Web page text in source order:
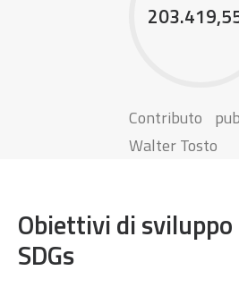
Contributo
Walter Tosto
Obiettivi di
SDGs